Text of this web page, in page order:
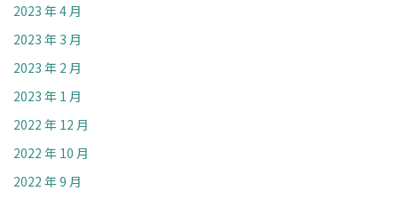
2023 年 4 月
2023 年 3 月
2023 年 2 月
2023 年 1 月
2022 年 12 月
2022 年 10 月
2022 年 9 月